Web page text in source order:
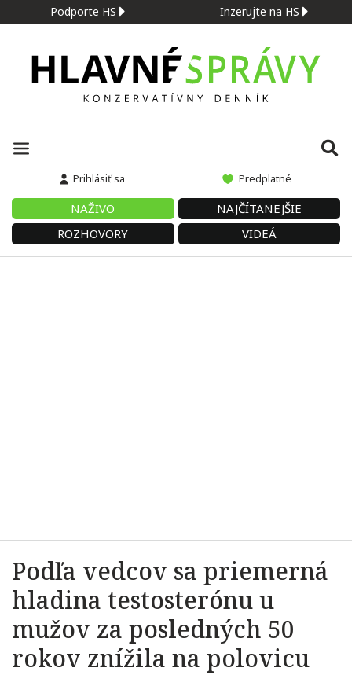
Podporte HS Inzerujte na HS
Prihlásiť sa Predplatné
NAŽIVO
NAJČÍTANEJŠIE
ROZHOVORY
VIDEÁ
Podľa vedcov sa priemerná
hladina testosterónu u
mužov za posledných 50
rokov znížila na polovicu